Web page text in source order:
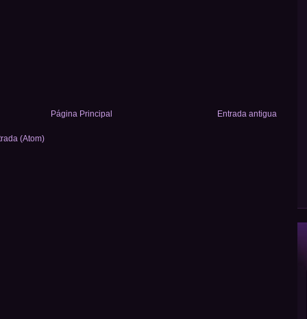
Entrada antigua
Página Principal
(Atom)